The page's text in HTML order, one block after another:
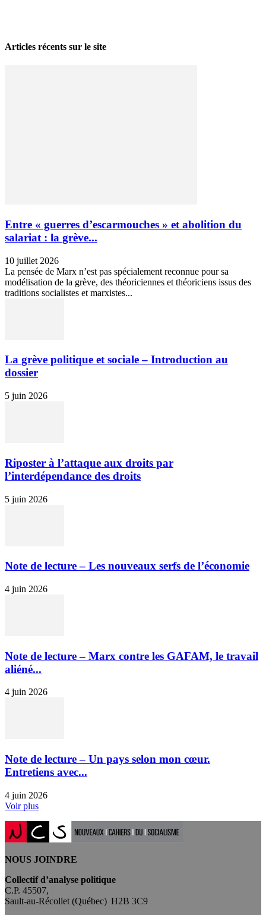
Articles récents sur le site
Entre « guerres d’escarmouches » et abolition du
salariat : la grève...
10 juillet 2026
La pensée de Marx n’est pas spécialement reconnue pour sa
modélisation de la grève, des théoriciennes et théoriciens issus des
traditions socialistes et marxistes...
La grève politique et sociale – Introduction au
dossier
5 juin 2026
Riposter à l’attaque aux droits par
l’interdépendance des droits
5 juin 2026
Note de lecture – Les nouveaux serfs de l’économie
4 juin 2026
Note de lecture – Marx contre les GAFAM, le travail
aliéné...
4 juin 2026
Note de lecture – Un pays selon mon cœur.
Entretiens avec...
4 juin 2026
Voir plus
NOUS JOINDRE
Collectif d’analyse politique
C.P. 45507,
Sault-au-Récollet (Québec) H2B 3C9